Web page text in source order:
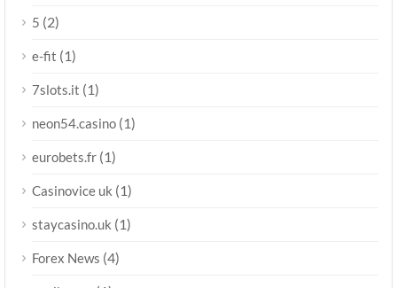
5 (2)
e-fit (1)
7slots.it (1)
neon54.casino (1)
eurobets.fr (1)
Casinovice uk (1)
staycasino.uk (1)
Forex News (4)